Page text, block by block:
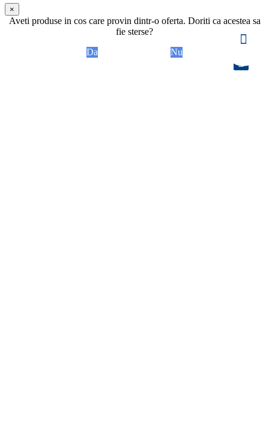
×
Aveti produse in cos care provin dintr-o oferta. Doriti ca acestea sa
fie sterse?
Da
Nu